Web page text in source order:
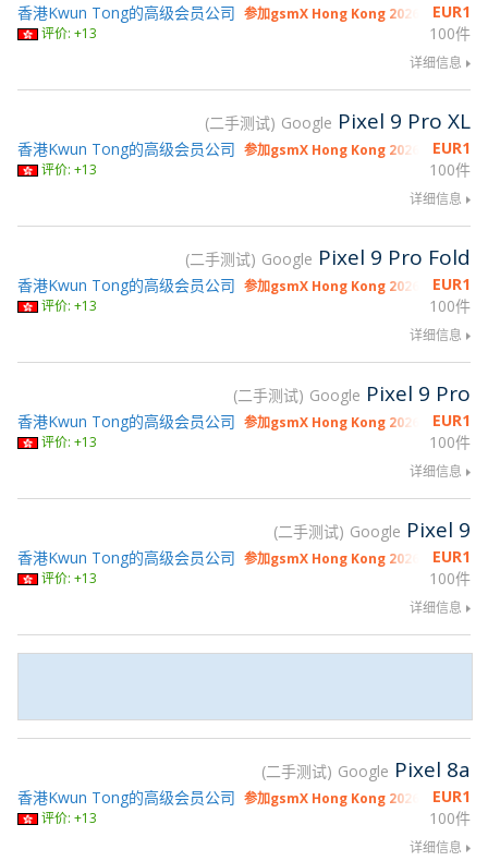
EUR1
100件
香港Kwun Tong的高级会员公司 参加gsmX Hong Kong 2026
评价: +13
详细信息
二手测试 Google Pixel 9 Pro XL
EUR1
100件
香港Kwun Tong的高级会员公司 参加gsmX Hong Kong 2026
评价: +13
详细信息
二手测试 Google Pixel 9 Pro Fold
EUR1
100件
香港Kwun Tong的高级会员公司 参加gsmX Hong Kong 2026
评价: +13
详细信息
二手测试 Google Pixel 9 Pro
EUR1
100件
香港Kwun Tong的高级会员公司 参加gsmX Hong Kong 2026
评价: +13
详细信息
二手测试 Google Pixel 9
EUR1
100件
香港Kwun Tong的高级会员公司 参加gsmX Hong Kong 2026
评价: +13
详细信息
二手测试 Google Pixel 8a
EUR1
100件
香港Kwun Tong的高级会员公司 参加gsmX Hong Kong 2026
评价: +13
详细信息